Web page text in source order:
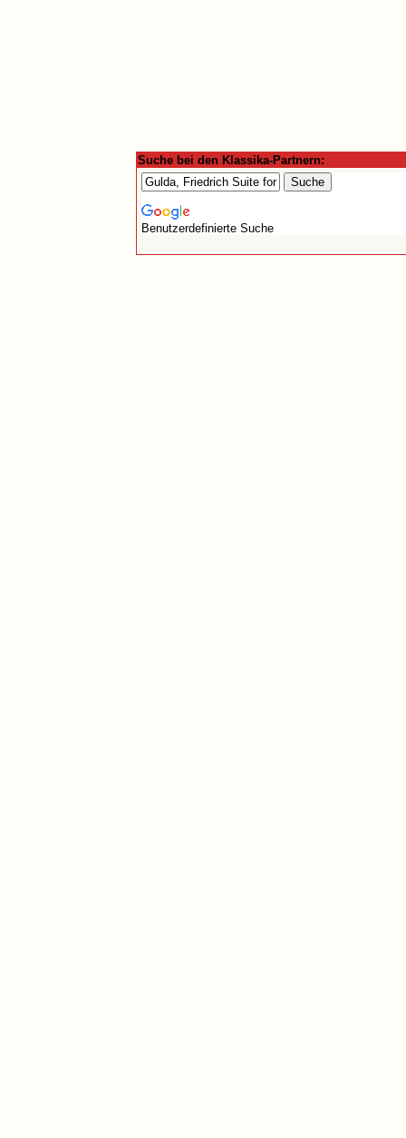
Suche bei den Klassika-Partnern:
Benutzerdefinierte Suche